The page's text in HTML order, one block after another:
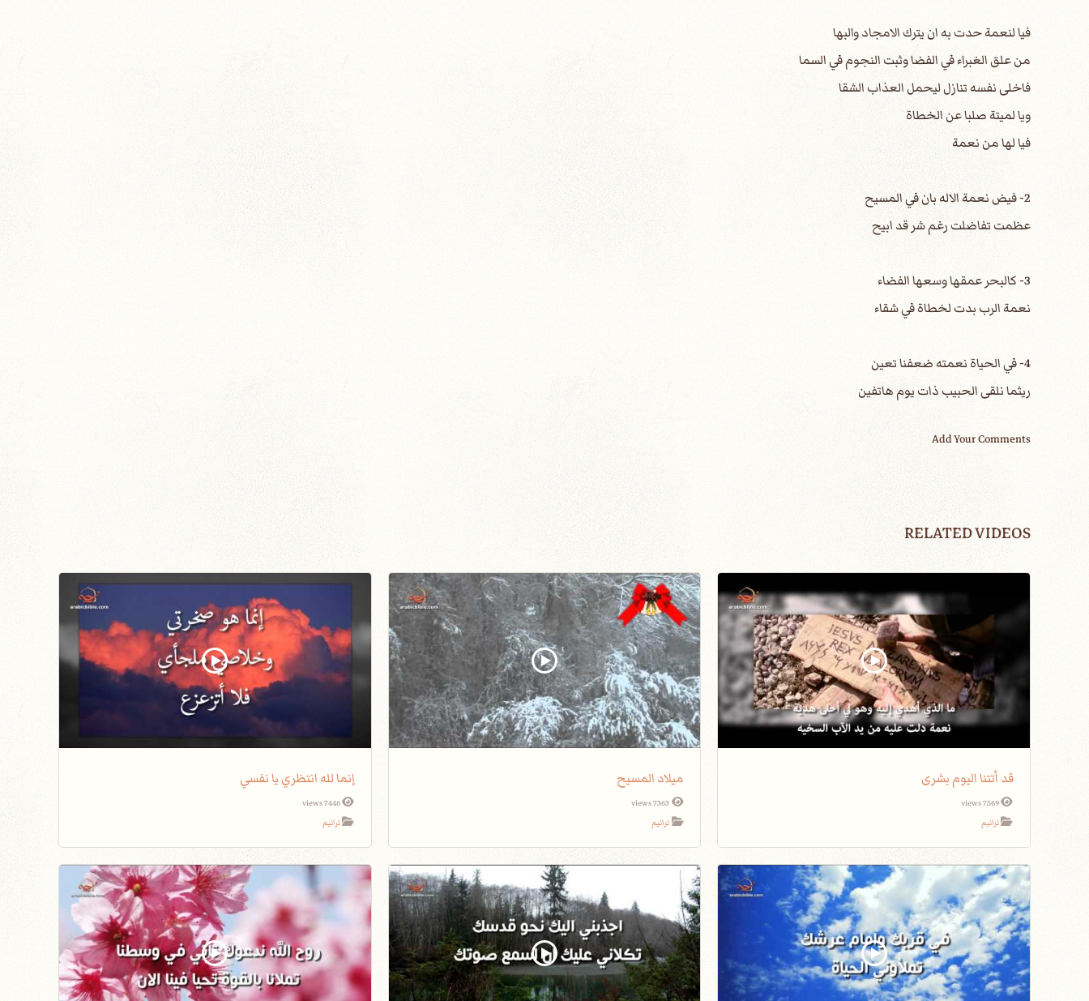
فيا لنعمة حدت به ان يترك الامجاد والبها
من علق الغبراء في الفضا وثبت النجوم في السما
فاخلى نفسه تنازل ليحمل العذاب الشقا
ويا لميتة صلبا عن الخطاة
فيا لها من نعمة
2- فيض نعمة الاله بان في المسيح
عظمت تفاضلت رغم شر قد ابيح
3- كالبحر عمقها وسعها الفضاء
نعمة الرب بدت لخطاة في شقاء
4- في الحياة نعمته ضعفنا تعين
ريثما نلقى الحبيب ذات يوم هاتفين
Add Your Comments
RELATED VIDEOS
قد أتتنا اليوم بشرى
7569 views
ترانيم
ميلاد المسيح
ترانيم
إنما لله انتظري يا نفسي
7446 views
ترانيم